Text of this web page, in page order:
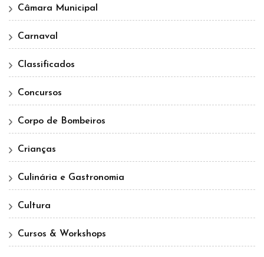
Câmara Municipal
Carnaval
Classificados
Concursos
Corpo de Bombeiros
Crianças
Culinária e Gastronomia
Cultura
Cursos & Workshops